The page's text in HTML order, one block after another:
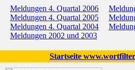
Meldungen 4. Quartal 2006
Meldungen 4. Quartal 2005
Meldungen 4. Quartal 2004
Meldungen 2002 und 2003
Startseite